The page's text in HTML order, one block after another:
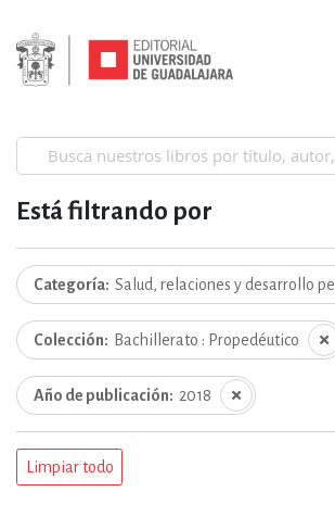
Está filtrando por
Categoría Salud, relaciones y desarrollo
Colección Bachillerato : Propedéutico
Año de publicación 2018
Limpiar todo